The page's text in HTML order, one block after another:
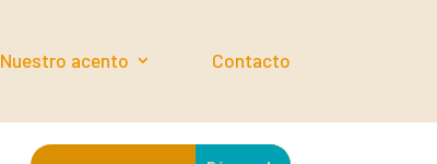
Nuestro acento Contacto